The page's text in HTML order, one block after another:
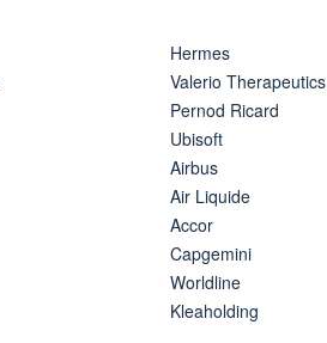
Hermes
Valerio Therapeutics
Pernod Ricard
Ubisoft
Airbus
Air Liquide
Accor
Capgemini
Worldline
Kleaholding